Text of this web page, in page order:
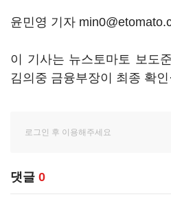
윤민영 기자
이 기사는 뉴스토마토 보도
김의중 금융부장이 최종 확
댓글 0